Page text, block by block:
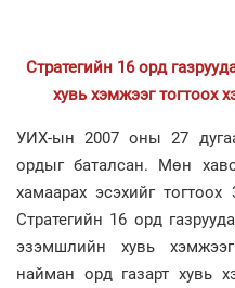
Стратегийн 16 орд
хувь хэмжээг тогтоох
УИХ-ын 2007 оны 27
ордыг баталсан. Мөн
хамаарах эсэхийг
Стратегийн 16 орд
эзэмшлийн хувь
найман орд газарт хувь